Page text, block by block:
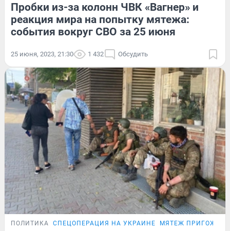
Пробки из-за колонн ЧВК «Вагнер» и
реакция мира на попытку мятежа:
события вокруг СВО за 25 июня
25 июня, 2023, 21:30 1 432 Обсудить
ПОЛИТИКА СПЕЦОПЕРАЦИЯ НА УКРАИНЕ МЯТЕЖ